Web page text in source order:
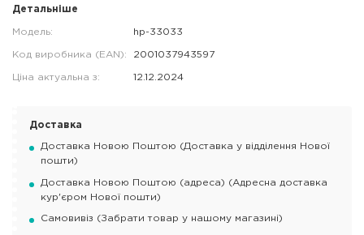
Детальніше
Модель: hp-33033
Код виробника (EAN): 2001037943597
Ціна актуальна з: 12.12.2024
Доставка
Доставка Новою Поштою (Доставка у відділення Нової
пошти)
Доставка Новою Поштою (адреса) (Адресна доставка
кур'єром Нової пошти)
Самовивіз (Забрати товар у нашому магазині)